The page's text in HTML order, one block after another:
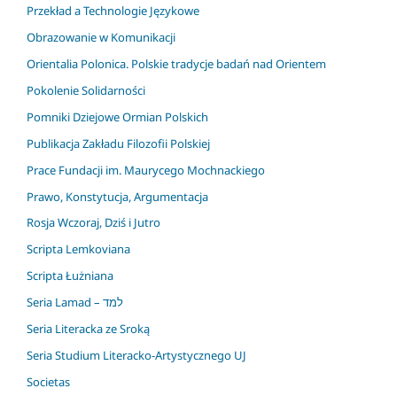
Przekład a Technologie Językowe
Obrazowanie w Komunikacji
Orientalia Polonica. Polskie tradycje badań nad Orientem
Pokolenie Solidarności
Pomniki Dziejowe Ormian Polskich
Publikacja Zakładu Filozofii Polskiej
Prace Fundacji im. Maurycego Mochnackiego
Prawo, Konstytucja, Argumentacja
Rosja Wczoraj, Dziś i Jutro
Scripta Lemkoviana
Scripta Łużniana
Seria Lamad – למד
Seria Literacka ze Sroką
Seria Studium Literacko-Artystycznego UJ
Societas